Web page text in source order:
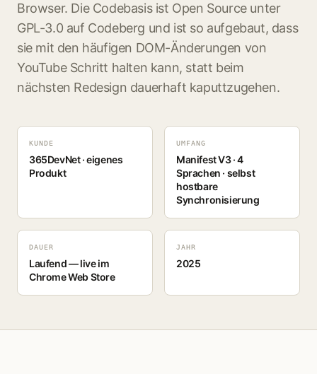
Browser. Die Codebasis ist Open Source unter
GPL-3.0 auf Codeberg und ist so aufgebaut, dass
sie mit den häufigen DOM-Änderungen von
YouTube Schritt halten kann, statt beim
nächsten Redesign dauerhaft kaputtzugehen.
KUNDE
365DevNet · eigenes
Produkt
UMFANG
Manifest V3 · 4
Sprachen · selbst
hostbare
Synchronisierung
DAUER
Laufend — live im
Chrome Web Store
JAHR
2025